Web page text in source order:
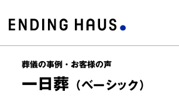
選ばれる理由
葬儀の事例・お客様の声
一日葬 （ベーシック）